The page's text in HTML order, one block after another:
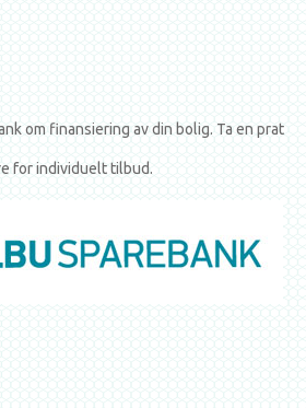
om finansiering av din bolig. Ta en prat
for individuelt tilbud.